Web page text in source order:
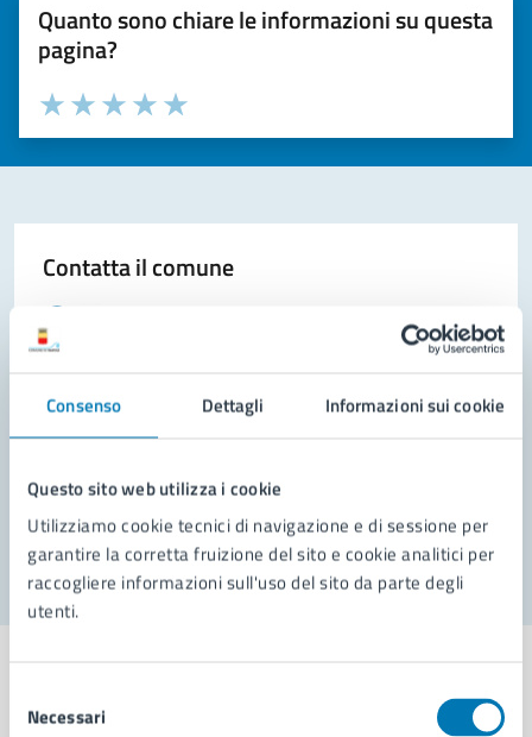
Consenso Dettagli Informazioni sui cookie
Questo sito web utilizza i cookie
Utilizziamo cookie tecnici di navigazione e di sessione per
garantire la corretta fruizione del sito e cookie analitici per
raccogliere informazioni sull'uso del sito da parte degli
utenti.
delNecessari
Quanto sono chiare le informazioni su questa
pagina?
Valuta la chiarezza delle informazioni (da 1 a 5 stelle)
Seleziona il numero di stelle per valutare la chiarezza delle
Valuta 5 stelle su 5
Valuta 4 stelle su 5
Valuta 3 stelle su 5
Valuta 2 stelle su 5
Valuta 1 stelle su 5
Contatta il comune
Prenota appuntamento
Problemi in città
Segnala disservizio